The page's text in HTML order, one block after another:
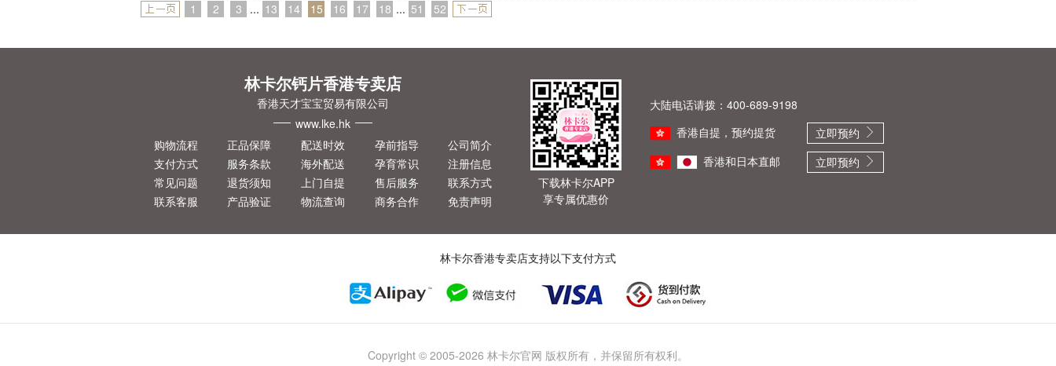
1 2 3 ... 13 14 15 16 17 18 ... 51
52
林卡尔钙片香港专卖店
香港天才宝宝贸易有限公司
www.lke.hk
购物流程
支付方式
常见问题
联系客服
正品保障
服务条款
退货须知
产品验证
配送时效
海外配送
上门自提
物流查询
孕前指导
孕育常识
售后服务
商务合作
公司简介
注册信息
联系方式
免责声明
下载林卡尔APP
享专属优惠价
大陆电话请拨：400-689-9198
香港自提，预约提货
立即预约
香港和日本直邮
立即预约
林卡尔香港专卖店支持以下支付方式
Copyright © 2005-2026 林卡尔官网 版权所有，并保留所有权利。